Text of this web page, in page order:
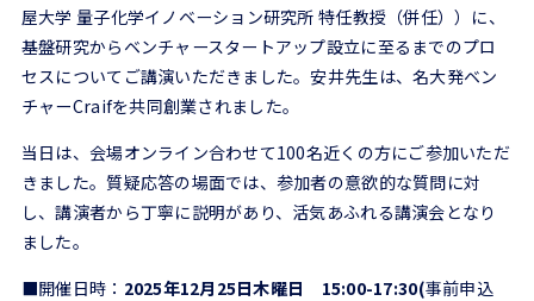
屋大学 量子化学イノベーション研究所 特任教授（併任））に、
基盤研究からベンチャースタートアップ設立に至るまでのプロ
セスについてご講演いただきました。安井先生は、名大発ベン
チャーCraifを共同創業されました。
当日は、会場オンライン合わせて100名近くの方にご参加いただ
きました。質疑応答の場面では、参加者の意欲的な質問に対
し、講演者から丁寧に説明があり、活気あふれる講演会となり
ました。
■開催日時： 2025年12月25日木曜日 15:00-17:30(事前申込